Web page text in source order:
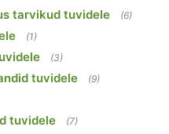
tarvikud tuvidele (6)
(1)
(3)
tuvidele (9)
tuvidele (7)